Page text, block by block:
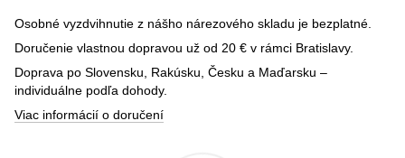
Osobné vyzdvihnutie z nášho nárezového skladu je bezplatné.
Doručenie vlastnou dopravou už od 20 € v rámci Bratislavy.
Doprava po Slovensku, Rakúsku, Česku a Maďarsku –
individuálne podľa dohody.
Viac informácií o doručení